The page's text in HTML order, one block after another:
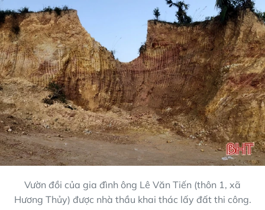
Vườn đồi của gia đình ông Lê Văn Tiến (thôn 1, xã
Hương Thủy) được nhà thầu khai thác lấy đất thi công.